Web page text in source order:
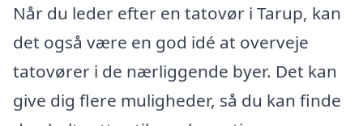
Når du leder efter en tatovør i Tarup, kan
det også være en god idé at overveje
tatovører i de nærliggende byer. Det kan
give dig flere muligheder, så du kan finde